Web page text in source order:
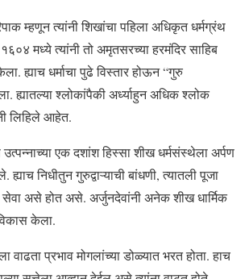
म्हणून त्यांनी शिखांचा पहिला अधिकृत धर्मग्रंथ
मध्ये त्यांनी तो अमृतसरच्या हरमंदिर साहिब
ह्याच धर्माचा पुढे विस्तार होऊन “गुरु
ह्यातल्या श्लोकांपैकी अर्ध्याहुन अधिक श्लोक
लिहिले आहेत.
उत्पन्नाच्या एक दशांश हिस्सा शीख धर्मसंस्थेला अर्पण
निधीतुन गुरुद्वाऱ्याची बांधणी, त्यातली पूजा
सेवा असे होत असे. अर्जुनदेवांनी अनेक शीख धार्मिक
केला.
वाढता प्रभाव मोगलांच्या डोळ्यात भरत होता. हाच